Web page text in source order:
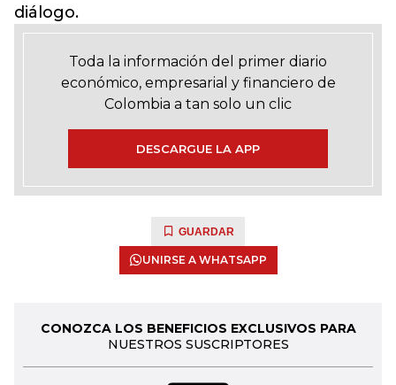
diálogo.
Toda la información del primer diario
económico, empresarial y financiero de
Colombia a tan solo un clic
DESCARGUE LA APP
GUARDAR
UNIRSE A WHATSAPP
CONOZCA LOS BENEFICIOS EXCLUSIVOS PARA
NUESTROS SUSCRIPTORES